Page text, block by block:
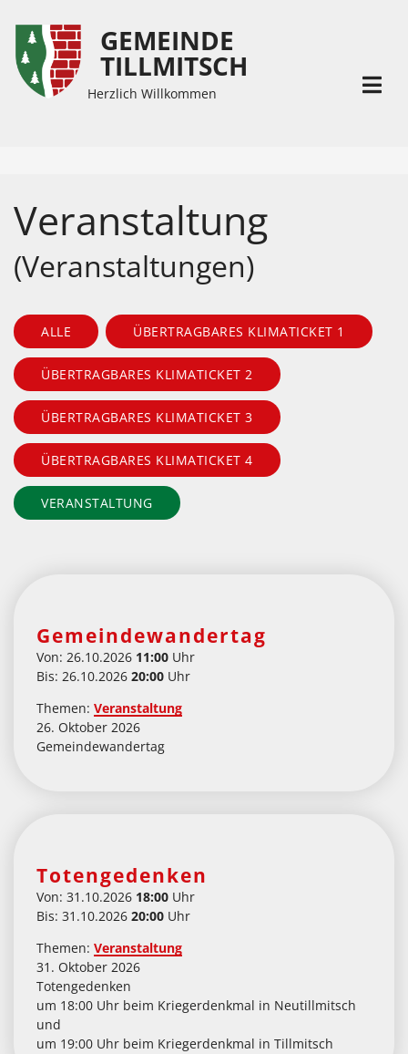
Inhalt
Accesskey
Hauptmenü
Accesskey
GEMEINDE
TILLMITSCH
Herzlich Willkommen
Veranstaltung
(Veranstaltungen)
ALLE ÜBERTRAGBARES KLIMATICKET 1
ÜBERTRAGBARES KLIMATICKET 2
ÜBERTRAGBARES KLIMATICKET 3
ÜBERTRAGBARES KLIMATICKET 4
VERANSTALTUNG
Gemeindewandertag
Von: 26.10.2026 11:00 Uhr
Bis: 26.10.2026 20:00 Uhr
Themen: Veranstaltung
26. Oktober 2026
Gemeindewandertag
Totengedenken
Von: 31.10.2026 18:00 Uhr
Bis: 31.10.2026 20:00 Uhr
Themen: Veranstaltung
31. Oktober 2026
Totengedenken
um 18:00 Uhr beim Kriegerdenkmal in Neutillmitsch
und
um 19:00 Uhr beim Kriegerdenkmal in Tillmitsch